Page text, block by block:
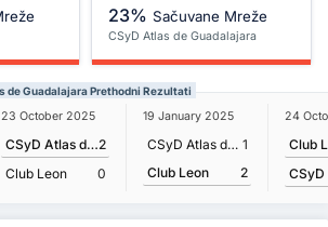
23% Sačuvane Mreže
CSyD Atlas de Guadalajara
de Guadalajara Prethodni Rezultati
23 October 2025
CSyD Atlas de Guadalajara2
Club Leon
0
19 January 2025
CSyD Atlas de Guadalajara 1
Club Leon
2
24
Club